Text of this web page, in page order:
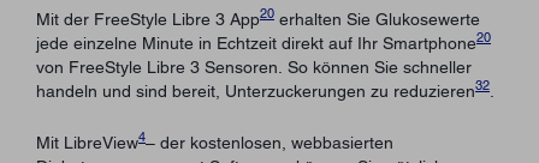
Mit der FreeStyle Libre 3 App20 erhalten Sie Glukosewerte
jede einzelne Minute in Echtzeit direkt auf Ihr Smartphone20
von FreeStyle Libre 3 Sensoren. So können Sie schneller
handeln und sind bereit, Unterzuckerungen zu reduzieren32
Mit LibreView4– der kostenlosen, webbasierten